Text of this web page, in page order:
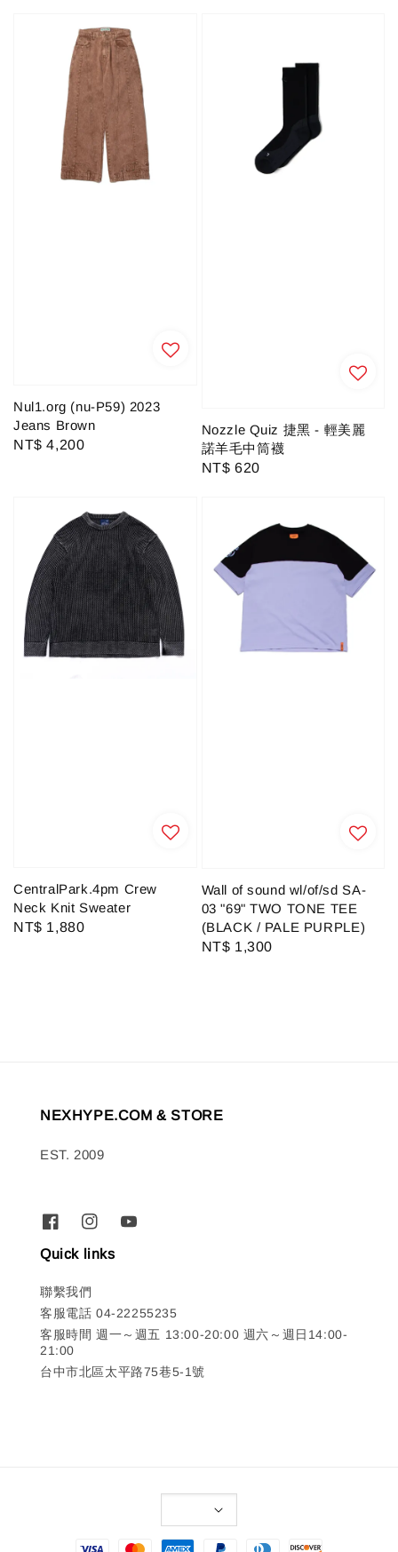
Nul1.org (nu-P59) 2023
Jeans Brown
Regular
NT$ 4,200
Nozzle Quiz 捷黑 - 輕美麗
諾羊毛中筒襪
Regular
NT$ 620
CentralPark.4pm Crew
Neck Knit Sweater
Regular
NT$ 1,880
Wall of sound wl/of/sd SA-
03 "69" TWO TONE TEE
(BLACK / PALE PURPLE)
Regular
NT$ 1,300
NEXHYPE.COM & STORE
EST. 2009
Quick links
聯繫我們
客服電話 04-22255235
客服時間 週一～週五 13:00-20:00 週六～週日14:00-
21:00
台中市北區太平路75巷5-1號